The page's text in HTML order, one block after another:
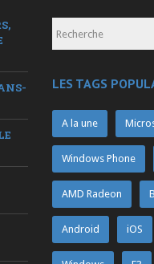
LES TAGS
A la une
Windows Phone
AMD Radeon
Android iOS